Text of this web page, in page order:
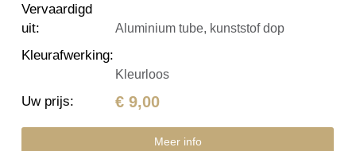
Vervaardigd
uit: Aluminium tube, kunststof dop
Kleurafwerking:
Kleurloos
Uw prijs: € 9,00
Meer info